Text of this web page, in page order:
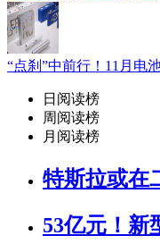
“点刹”中前行！11月电
日阅读榜
周阅读榜
月阅读榜
特斯拉或在
53亿元！新